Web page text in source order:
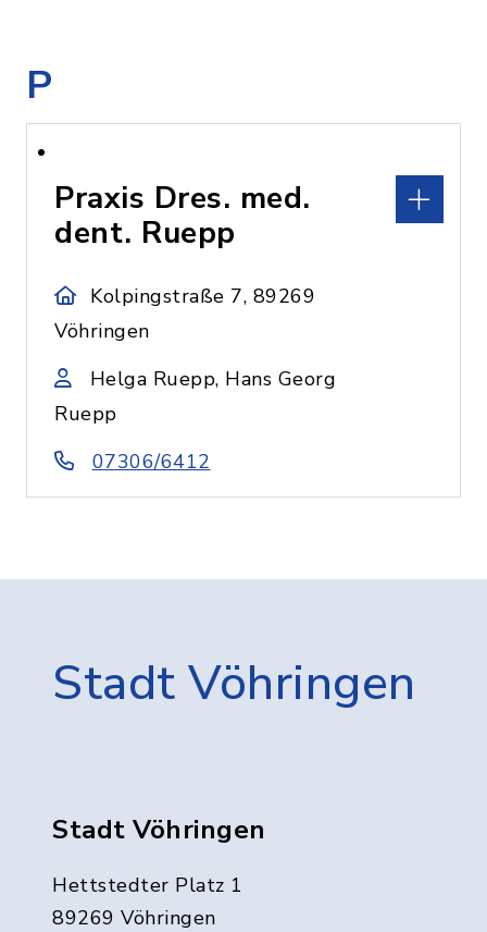
P
Praxis Dres. med.
dent. Ruepp
Kolpingstraße 7, 89269
Vöhringen
Helga Ruepp, Hans Georg
Ruepp
07306/6412
Stadt Vöhringen
Stadt Vöhringen
Hettstedter Platz 1
89269 Vöhringen